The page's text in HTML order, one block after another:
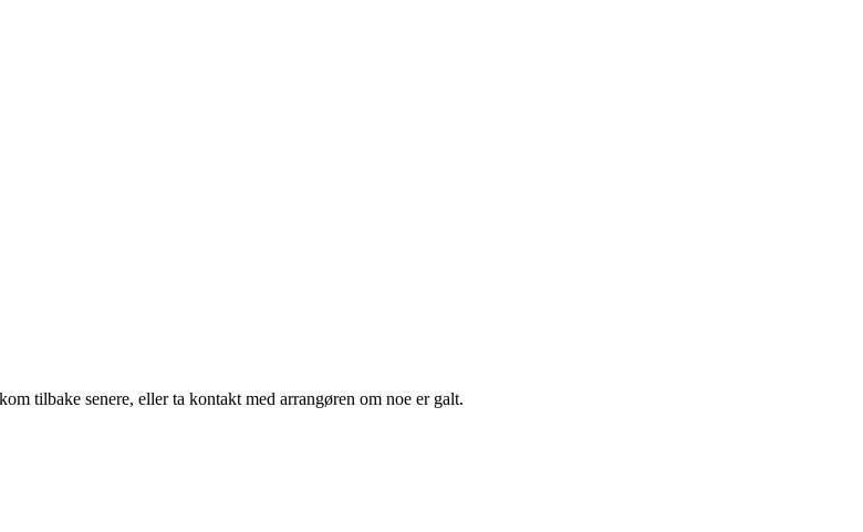
tilbake senere, eller ta kontakt med arrangøren om noe er galt.